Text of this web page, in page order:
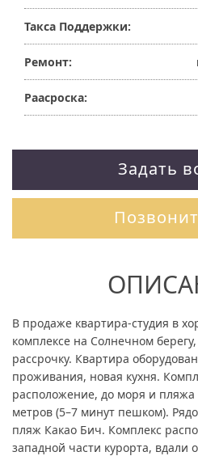
Такса Поддержки:
Ремонт:
Раасроска:
Задать
В продаже квартира-студия в
комплексе на Солнечном
рассрочку. Квартира
проживания, новая кухня.
расположение, до моря и пляжа
метров (5–7 минут пешком).
пляж Какао Бич. Комплекс
западной части курорта, вдали